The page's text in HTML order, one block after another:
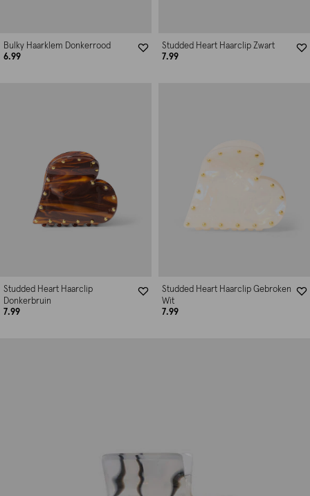
Bulky Haarklem Donkerrood
6.99
Studded Heart Haarclip Zwart
7.99
Studded Heart Haarclip
Donkerbruin
7.99
Studded Heart Haarclip Gebroken
Wit
7.99